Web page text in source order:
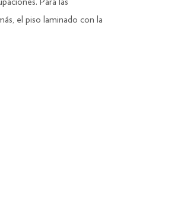
el piso laminado con la